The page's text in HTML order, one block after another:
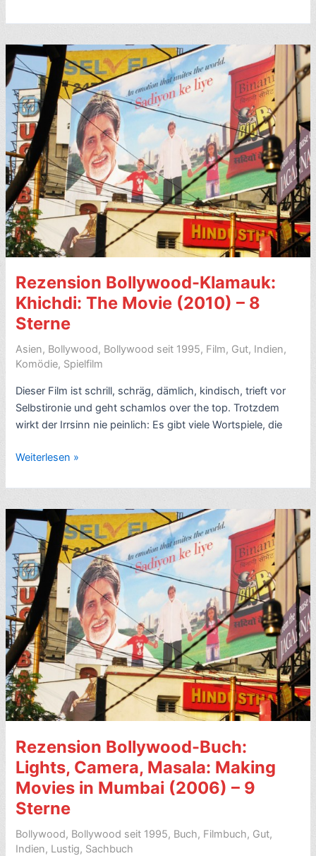
Komödie:
Hungama
(2003)
7
Sterne
–
mit
Presse-
Links
&
Video
Rezension Bollywood-Klamauk:
Khichdi: The Movie (2010) – 8
Sterne
Asien, Bollywood, Bollywood seit 1995, Film, Gut, Indien,
Komödie, Spielfilm
Dieser Film ist schrill, schräg, dämlich, kindisch, trieft vor
Selbstironie und geht schamlos over the top. Trotzdem
wirkt der Irrsinn nie peinlich: Es gibt viele Wortspiele, die
Rezension
Klamauk:
Khichdi:
The
Movie
(2010)
–
8
Sterne
Weiterlesen »
Rezension Bollywood-Buch:
Lights, Camera, Masala: Making
Movies in Mumbai (2006) – 9
Sterne
Bollywood, Bollywood seit 1995, Buch, Filmbuch, Gut,
Indien, Lustig, Sachbuch